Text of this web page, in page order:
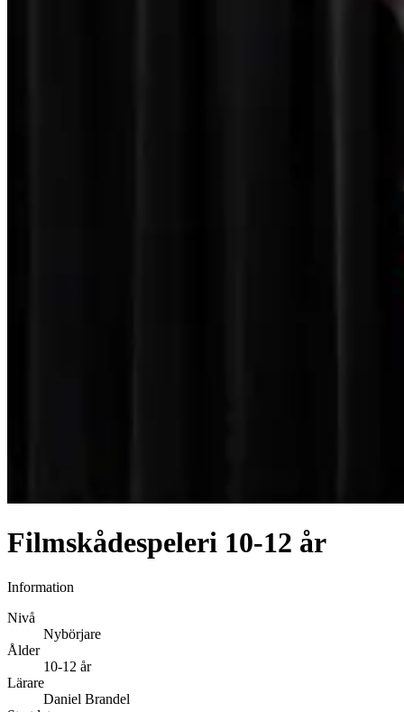
Filmskådespeleri 10-12 år
Information
Nivå
Nybörjare
Ålder
10-12 år
Lärare
Daniel Brandel